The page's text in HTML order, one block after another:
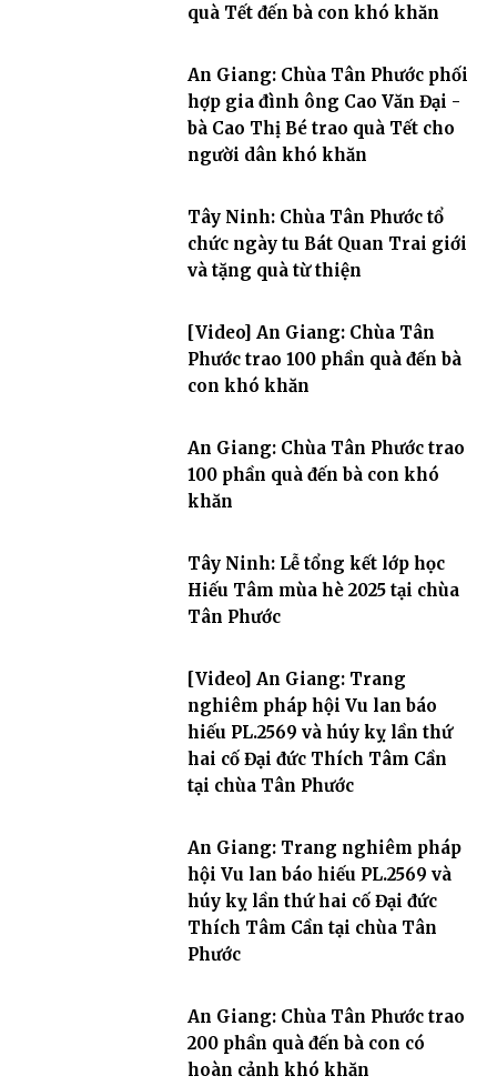
quà Tết đến bà con khó khăn
An Giang: Chùa Tân Phước phối
hợp gia đình ông Cao Văn Đại -
bà Cao Thị Bé trao quà Tết cho
người dân khó khăn
Tây Ninh: Chùa Tân Phước tổ
chức ngày tu Bát Quan Trai giới
và tặng quà từ thiện
[Video] An Giang: Chùa Tân
Phước trao 100 phần quà đến bà
con khó khăn
An Giang: Chùa Tân Phước trao
100 phần quà đến bà con khó
khăn
Tây Ninh: Lễ tổng kết lớp học
Hiếu Tâm mùa hè 2025 tại chùa
Tân Phước
[Video] An Giang: Trang
nghiêm pháp hội Vu lan báo
hiếu PL.2569 và húy kỵ lần thứ
hai cố Đại đức Thích Tâm Cần
tại chùa Tân Phước
An Giang: Trang nghiêm pháp
hội Vu lan báo hiếu PL.2569 và
húy kỵ lần thứ hai cố Đại đức
Thích Tâm Cần tại chùa Tân
Phước
An Giang: Chùa Tân Phước trao
200 phần quà đến bà con có
hoàn cảnh khó khăn